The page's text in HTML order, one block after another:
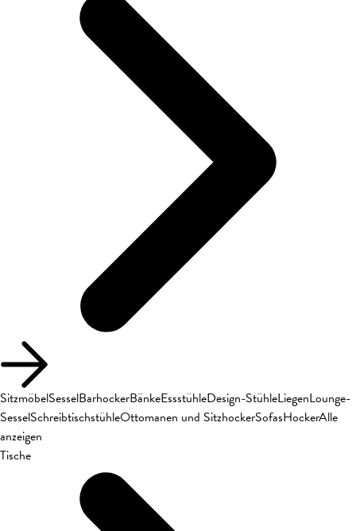
SitzmöbelSesselBarhockerBänkeEssstühleDesign-StühleLiegenLounge-
SesselSchreibtischstühleOttomanen und SitzhockerSofasHockerAlle
anzeigen
Tische